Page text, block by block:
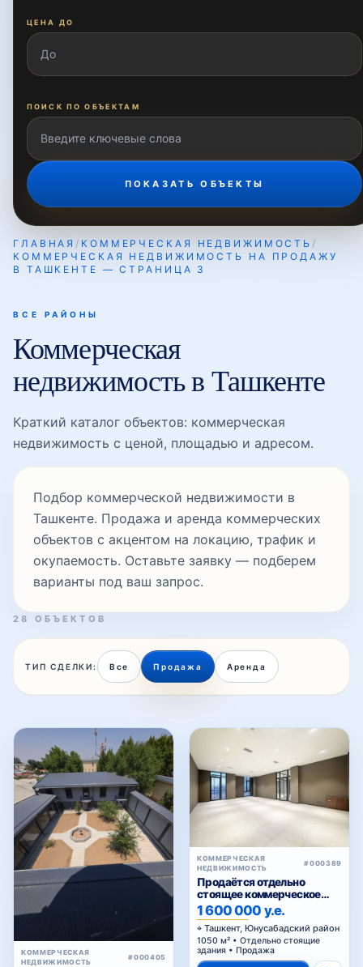
ЦЕНА ДО
ПОИСК ПО ОБЪЕКТАМ
ПОКАЗАТЬ ОБЪЕКТЫ
ГЛАВНАЯ / КОММЕРЧЕСКАЯ НЕДВИЖИМОСТЬ /
КОММЕРЧЕСКАЯ НЕДВИЖИМОСТЬ НА ПРОДАЖУ
В ТАШКЕНТЕ — СТРАНИЦА 3
ВСЕ РАЙОНЫ
Коммерческая
недвижимость в Ташкенте
Краткий каталог объектов: коммерческая
недвижимость с ценой, площадью и адресом.
Подбор коммерческой недвижимости в
Ташкенте. Продажа и аренда коммерческих
объектов с акцентом на локацию, трафик и
окупаемость. Оставьте заявку — подберем
варианты под ваш запрос.
28 ОБЪЕКТОВ
ТИП СДЕЛКИ: Все Продажа Аренда
КОММЕРЧЕСКАЯ
НЕДВИЖИМОСТЬ
#000405
КОММЕРЧЕСКАЯ
НЕДВИЖИМОСТЬ
#000389
Продаётся отдельно
стоящее коммерческое
здание
1 600 000 у.е.
Ташкент, Юнусабадский район
1050 м² • Отдельно стоящие
здания • Продажа